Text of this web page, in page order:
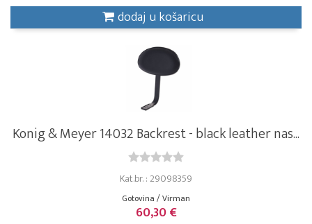
dodaj u košaricu
Konig & Meyer 14032 Backrest - black leather nas...
Kat.br. : 29098359
Gotovina / Virman
60,30 €